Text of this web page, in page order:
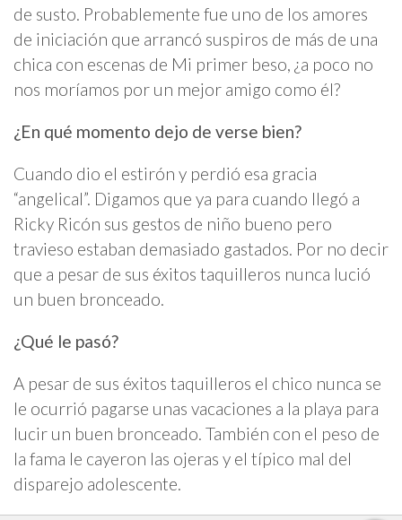
de susto. Probablemente fue uno de los amores
de iniciación que arrancó suspiros de más de una
chica con escenas de Mi primer beso, ¿a poco no
nos moríamos por un mejor amigo como él?
¿En qué momento dejo de verse bien?
Cuando dio el estirón y perdió esa gracia
“angelical”. Digamos que ya para cuando llegó a
Ricky Ricón sus gestos de niño bueno pero
travieso estaban demasiado gastados. Por no decir
que a pesar de sus éxitos taquilleros nunca lució
un buen bronceado.
¿Qué le pasó?
A pesar de sus éxitos taquilleros el chico nunca se
le ocurrió pagarse unas vacaciones a la playa para
lucir un buen bronceado. También con el peso de
la fama le cayeron las ojeras y el típico mal del
disparejo adolescente.